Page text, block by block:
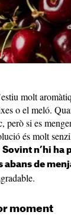
molt
o el meló.
però si es
és molt
Sovint n’hi ha
abans de
moment